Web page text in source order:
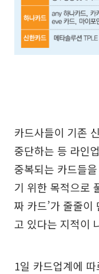
카드사들이 기존
중단하는 등 라인
중복되는 카드들
기 위한 목적으로
짜 카드’가 줄줄이
고 있다는 지적이
1일 카드업계에